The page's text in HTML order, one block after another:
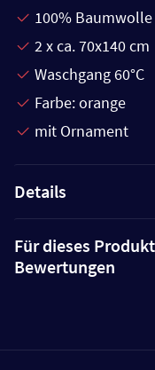
100% Baumwolle
2 x ca. 70x140 cm
Waschgang 60°C
Farbe: orange
mit Ornament
Details
Für dieses
Bewertungen